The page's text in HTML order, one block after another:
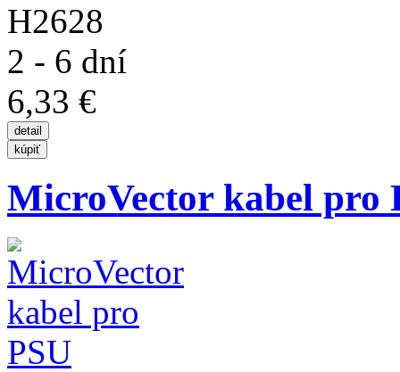
H2628
2 - 6 dní
6,33 €
MicroVector kabel pro